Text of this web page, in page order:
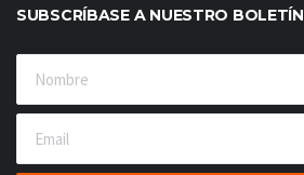
SUBSCRÍBASE A NUESTRO BOLETÍN